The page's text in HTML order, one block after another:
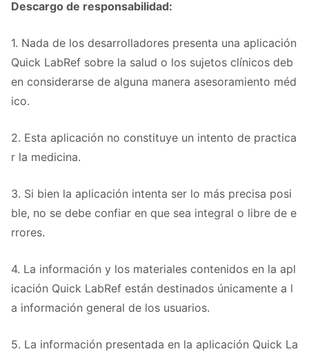
Descargo de responsabilidad:
1. Nada de los desarrolladores presenta una aplicación
Quick LabRef sobre la salud o los sujetos clínicos deb
en considerarse de alguna manera asesoramiento méd
ico.
2. Esta aplicación no constituye un intento de practica
r la medicina.
3. Si bien la aplicación intenta ser lo más precisa posi
ble, no se debe confiar en que sea integral o libre de e
rrores.
4. La información y los materiales contenidos en la apl
icación Quick LabRef están destinados únicamente a l
a información general de los usuarios.
5. La información presentada en la aplicación Quick La